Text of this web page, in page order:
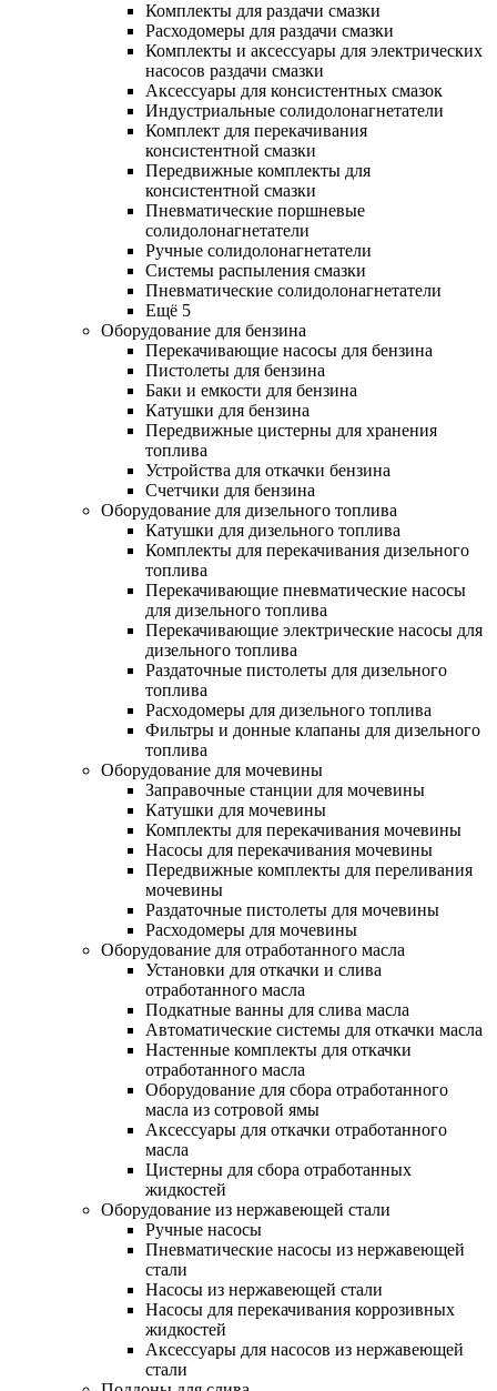
Комплекты для раздачи смазки
Расходомеры для раздачи смазки
Комплекты и аксессуары для электрических
насосов раздачи смазки
Аксессуары для консистентных смазок
Индустриальные солидолонагнетатели
Комплект для перекачивания
консистентной смазки
Передвижные комплекты для
консистентной смазки
Пневматические поршневые
солидолонагнетатели
Ручные солидолонагнетатели
Системы распыления смазки
Пневматические солидолонагнетатели
Ещё 5
Оборудование для бензина
Перекачивающие насосы для бензина
Пистолеты для бензина
Баки и емкости для бензина
Катушки для бензина
Передвижные цистерны для хранения
топлива
Устройства для откачки бензина
Счетчики для бензина
Оборудование для дизельного топлива
Катушки для дизельного топлива
Комплекты для перекачивания дизельного
топлива
Перекачивающие пневматические насосы
для дизельного топлива
Перекачивающие электрические насосы для
дизельного топлива
Раздаточные пистолеты для дизельного
топлива
Расходомеры для дизельного топлива
Фильтры и донные клапаны для дизельного
топлива
Оборудование для мочевины
Заправочные станции для мочевины
Катушки для мочевины
Комплекты для перекачивания мочевины
Насосы для перекачивания мочевины
Передвижные комплекты для переливания
мочевины
Раздаточные пистолеты для мочевины
Расходомеры для мочевины
Оборудование для отработанного масла
Установки для откачки и слива
отработанного масла
Подкатные ванны для слива масла
Автоматические системы для откачки масла
Настенные комплекты для откачки
отработанного масла
Оборудование для сбора отработанного
масла из сотровой ямы
Аксессуары для откачки отработанного
масла
Цистерны для сбора отработанных
жидкостей
Оборудование из нержавеющей стали
Ручные насосы
Пневматические насосы из нержавеющей
стали
Насосы из нержавеющей стали
Насосы для перекачивания коррозивных
жидкостей
Аксессуары для насосов из нержавеющей
стали